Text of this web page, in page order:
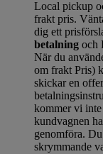
Local pickup
frakt pris.
dig ett
betalning och
När du
om frakt Pris)
skickar en
kommer vi
kundvagnen
genomföra.
skrymmande